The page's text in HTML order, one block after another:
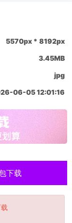
5570px * 8192px
3.45MB
jpg
06-05 12:01:16
下载